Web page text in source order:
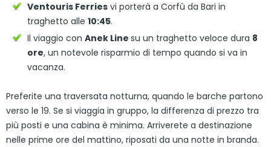
Ventouris Ferries vi porterà a Corfù da Bari in
traghetto alle 10:45.
Il viaggio con Anek Line su un traghetto veloce dura 8
ore, un notevole risparmio di tempo quando si va in
vacanza.
Preferite una traversata notturna, quando le barche partono
verso le 19. Se si viaggia in gruppo, la differenza di prezzo tra
più posti e una cabina è minima. Arriverete a destinazione
nelle prime ore del mattino, riposati da una notte in branda.